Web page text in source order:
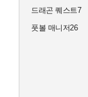
드래곤 퀘스트7
풋볼 매니저26